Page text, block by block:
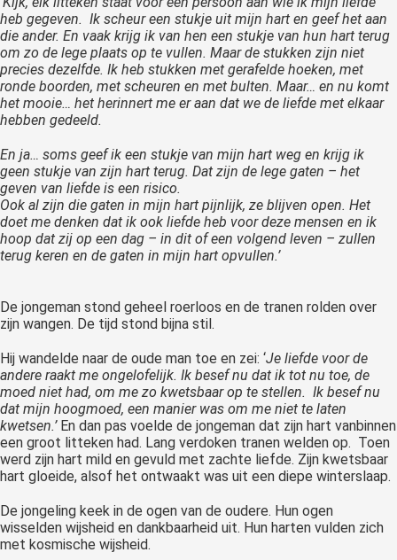
heb gegeven. Ik scheur een stukje uit mijn hart en geef het aan
die ander. En vaak krijg ik van hen een stukje van hun hart terug
om zo de lege plaats op te vullen. Maar de stukken zijn niet
precies dezelfde. Ik heb stukken met gerafelde hoeken, met
ronde boorden, met scheuren en met bulten. Maar… en nu komt
het mooie… het herinnert me er aan dat we de liefde met elkaar
hebben gedeeld.
En ja… soms geef ik een stukje van mijn hart weg en krijg ik
geen stukje van zijn hart terug. Dat zijn de lege gaten – het
geven van liefde is een risico.
Ook al zijn die gaten in mijn hart pijnlijk, ze blijven open. Het
doet me denken dat ik ook liefde heb voor deze mensen en ik
hoop dat zij op een dag – in dit of een volgend leven – zullen
terug keren en de gaten in mijn hart opvullen.’
De jongeman stond geheel roerloos en de tranen rolden over
zijn wangen. De tijd stond bijna stil.
Hij wandelde naar de oude man toe en zei: ‘Je liefde voor de
andere raakt me ongelofelijk. Ik besef nu dat ik tot nu toe, de
moed niet had, om me zo kwetsbaar op te stellen. Ik besef nu
dat mijn hoogmoed, een manier was om me niet te laten
kwetsen.’ En dan pas voelde de jongeman dat zijn hart vanbinnen
een groot litteken had. Lang verdoken tranen welden op. Toen
werd zijn hart mild en gevuld met zachte liefde. Zijn kwetsbaar
hart gloeide, alsof het ontwaakt was uit een diepe winterslaap.
De jongeling keek in de ogen van de oudere. Hun ogen
wisselden wijsheid en dankbaarheid uit. Hun harten vulden zich
met kosmische wijsheid.